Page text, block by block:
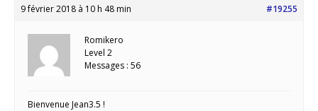
9 février 2018 à 10 h 48 min #19255
Romikero
Level 2
Messages : 56
Bienvenue Jean3.5 !